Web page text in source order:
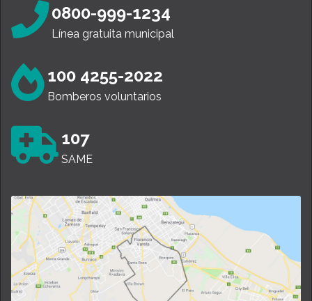
0800-999-1234
Línea gratuita municipal
100 4255-2022
Bomberos voluntarios
107
SAME